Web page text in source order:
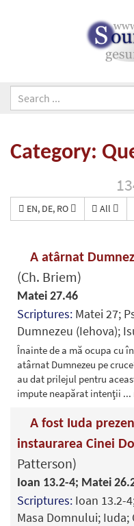
Category:
EN, DE, RO All
A atârnat
(Ch. Briem)
Matei 27.46
Scriptures: Matei 27;
Dumnezeu (Iehova);
Înainte de a mă ocupa cu
atârnat Dumnezeu pe
au dat prilejul pentru
impute neapărat intenţii ...
A fost Iuda
instaurarea Cinei
Patterson)
Ioan 13.2-4; Matei
Scriptures: Ioan 13.2-
Masa Domnului;